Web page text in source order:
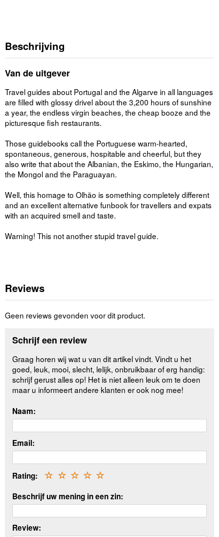
Beschrijving
Van de uitgever
Travel guides about Portugal and the Algarve in all languages
are filled with glossy drivel about the 3,200 hours of sunshine
a year, the endless virgin beaches, the cheap booze and the
picturesque fish restaurants.
Those guidebooks call the Portuguese warm-hearted,
spontaneous, generous, hospitable and cheerful, but they
also write that about the Albanian, the Eskimo, the Hungarian,
the Mongol and the Paraguayan.
Well, this homage to Olhão is something completely different
and an excellent alternative funbook for travellers and expats
with an acquired smell and taste.
Warning! This not another stupid travel guide.
Reviews
Geen reviews gevonden voor dit product.
Schrijf een review
Graag horen wij wat u van dit artikel vindt. Vindt u het
goed, leuk, mooi, slecht, lelijk, onbruikbaar of erg handig:
schrijf gerust alles op! Het is niet alleen leuk om te doen
maar u informeert andere klanten er ook nog mee!
Naam:
Email:
Rating: ☆
☆
☆
☆
☆
Beschrijf uw mening in een zin:
Review: